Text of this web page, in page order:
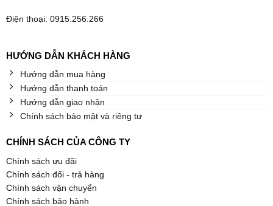
Điện thoại: 0915.256.266
HƯỚNG DẪN KHÁCH HÀNG
Hướng dẫn mua hàng
Hướng dẫn thanh toán
Hướng dẫn giao nhận
Chính sách bảo mật và riêng tư
CHÍNH SÁCH CỦA CÔNG TY
Chính sách ưu đãi
Chính sách đổi - trả hàng
Chính sách vận chuyển
Chính sách bảo hành